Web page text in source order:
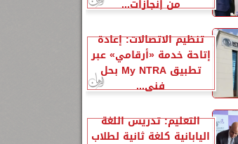
من إنجازات...
تنظيم الاتصالات: إعادة
إتاحة خدمة «أرقامي» عبر
تطبيق My NTRA بحل
فني...
التعليم: تدريس اللغة
اليابانية كلغة ثانية لطلاب